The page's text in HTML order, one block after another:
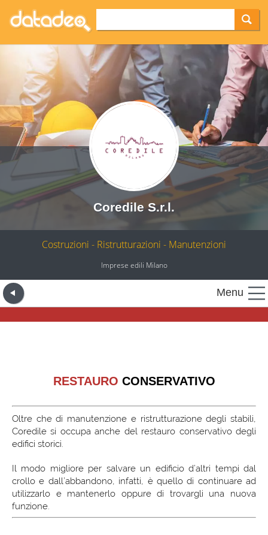
Coredile S.r.l.
Costruzioni - Ristrutturazioni - Manutenzioni
Imprese edili Milano
Menu
RESTAURO CONSERVATIVO
Oltre che di manutenzione e ristrutturazione degli stabili,
Coredile si occupa anche del restauro conservativo degli
edifici storici.
Il modo migliore per salvare un edificio d’altri tempi dal
crollo e dall’abbandono, infatti, è quello di continuare ad
utilizzarlo e mantenerlo oppure di trovargli una nuova
funzione.